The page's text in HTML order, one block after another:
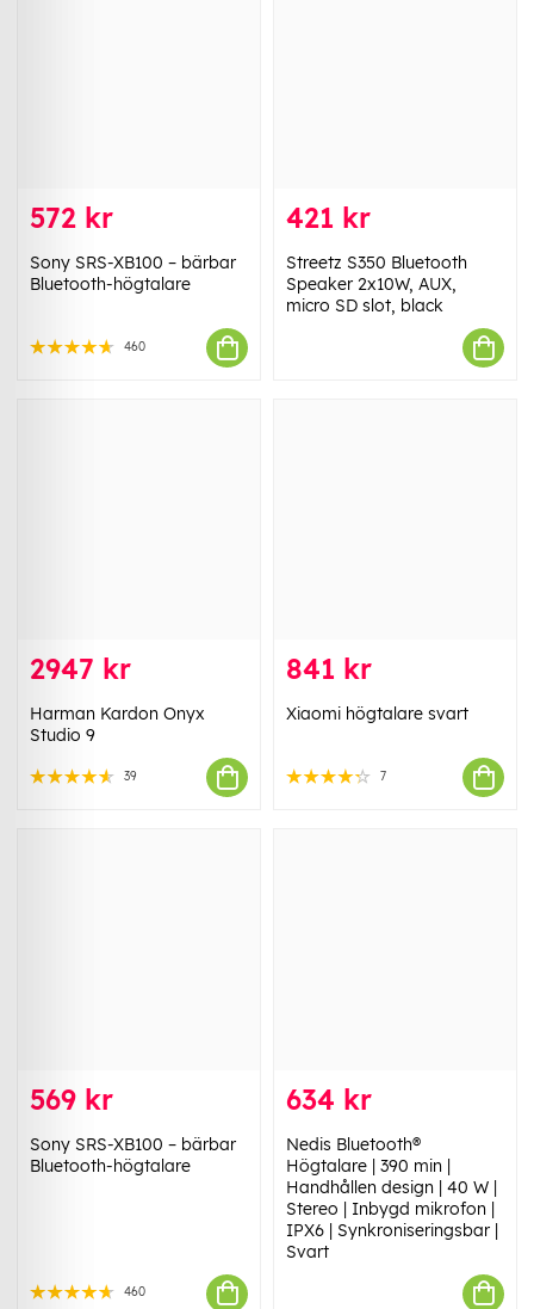
572 kr
Sony SRS-XB100 – bärbar
Bluetooth-högtalare
460
421 kr
Streetz S350 Bluetooth
Speaker 2x10W, AUX,
micro SD slot, black
2947 kr
Harman Kardon Onyx
Studio 9
39
841 kr
Xiaomi högtalare svart
7
569 kr
Sony SRS-XB100 – bärbar
Bluetooth-högtalare
460
634 kr
Nedis Bluetooth®
Högtalare | 390 min |
Handhållen design | 40 W |
Stereo | Inbygd mikrofon |
IPX6 | Synkroniseringsbar |
Svart